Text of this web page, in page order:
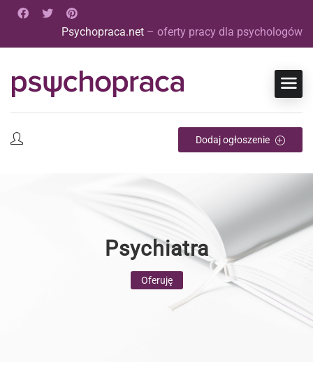
Psychopraca.net – oferty pracy dla psychologów
Dodaj ogłoszenie
Psychiatra
Oferuję